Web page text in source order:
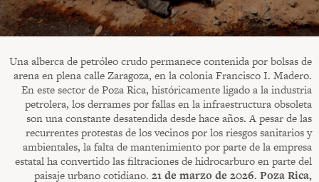
Una alberca de petróleo crudo permanece contenida por bolsas de
arena en plena calle Zaragoza, en la colonia Francisco I. Madero.
En este sector de Poza Rica, históricamente ligado a la industria
petrolera, los derrames por fallas en la infraestructura obsoleta
son una constante desatendida desde hace años. A pesar de las
recurrentes protestas de los vecinos por los riesgos sanitarios y
ambientales, la falta de mantenimiento por parte de la empresa
estatal ha convertido las filtraciones de hidrocarburo en parte del
paisaje urbano cotidiano. 21 de marzo de 2026. Poza Rica,